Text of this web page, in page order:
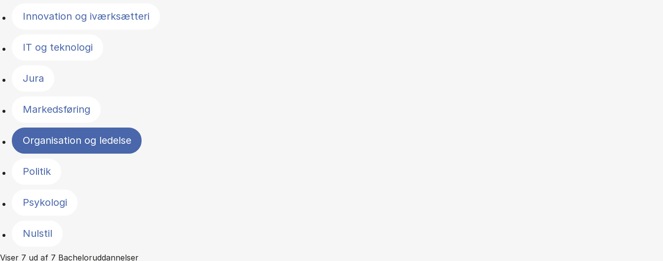
Innovation og iværksætteri
IT og teknologi
Jura
Markedsføring
Organisation og ledelse
Politik
Psykologi
Nulstil
Viser 7 ud af 7 Bacheloruddannelser